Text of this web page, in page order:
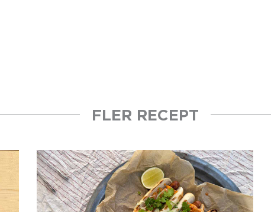
FLER RECEPT